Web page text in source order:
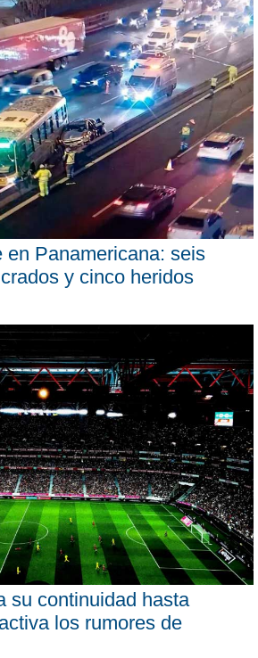
en Panamericana: seis
y cinco heridos
su continuidad hasta
los rumores de